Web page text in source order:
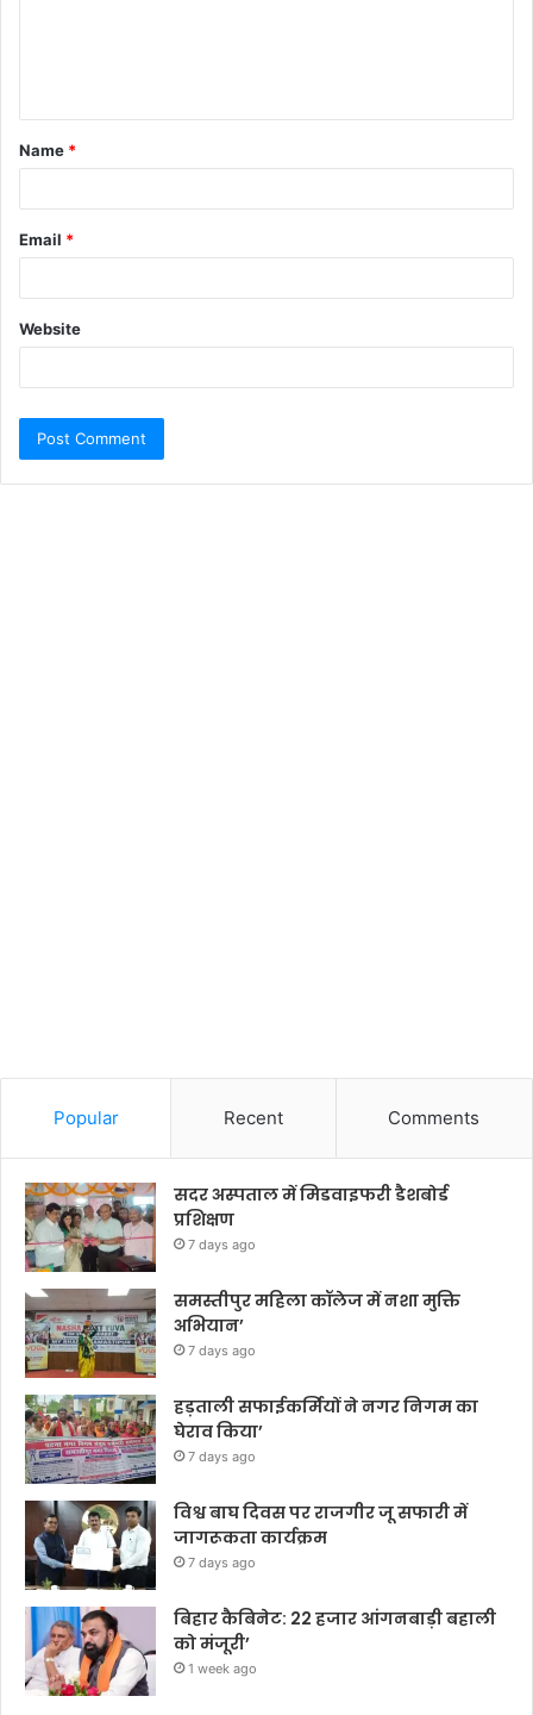
Name *
Email *
Website
Popular Recent Comments
सदर अस्पताल में मिडवाइफरी डैशबोर्ड
प्रशिक्षण
7 days ago
समस्तीपुर महिला कॉलेज में नशा मुक्ति
अभियान’
7 days ago
हड़ताली सफाईकर्मियों ने नगर निगम का
घेराव किया’
7 days ago
विश्व बाघ दिवस पर राजगीर जू सफारी में
जागरूकता कार्यक्रम
7 days ago
बिहार कैबिनेट: 22 हजार आंगनबाड़ी बहाली
को मंजूरी’
1 week ago